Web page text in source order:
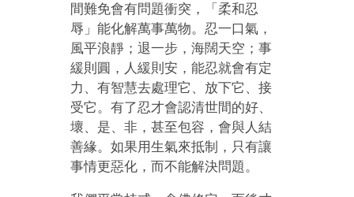
間難免會有問題衝突，「柔和忍
辱」能化解萬事萬物。忍一口氣，
風平浪靜；退一步，海闊天空；事
緩則圓，人緩則安，能忍就會有定
力、有智慧去處理它、放下它、接
受它。有了忍才會認清世間的好、
壞、是、非，甚至包容，會與人結
善緣。如果用生氣來抵制，只有讓
事情更惡化，而不能解決問題。